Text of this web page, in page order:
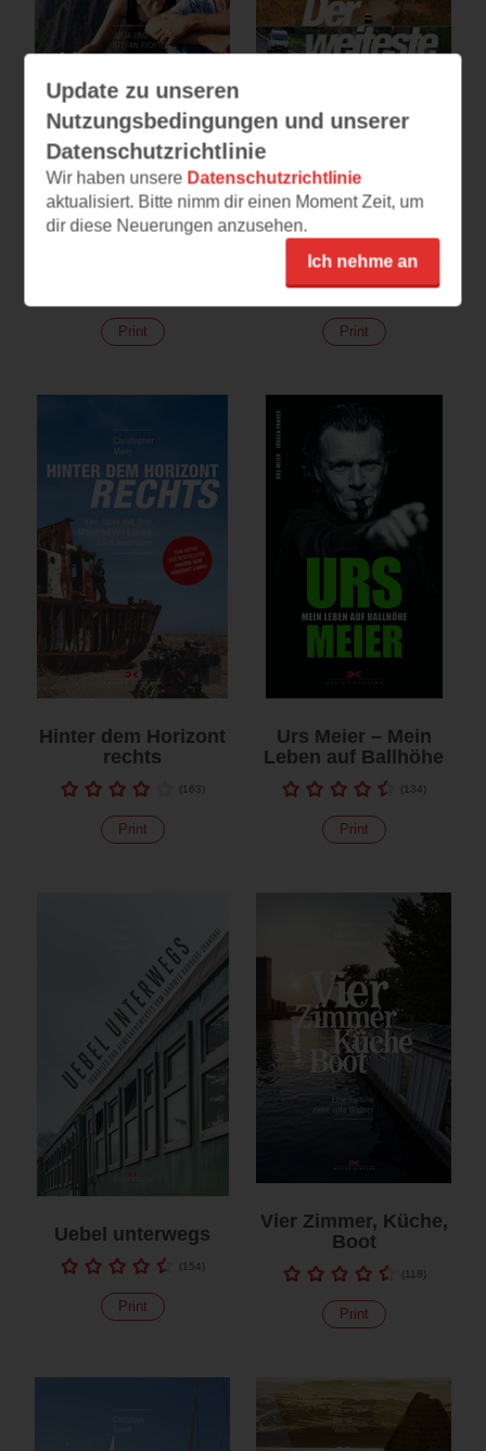
Print
Der weiteste Weg
(189)
Print
Hinter dem Horizont
rechts
(163)
Print
Urs Meier – Mein
Leben auf Ballhöhe
(134)
Print
Uebel unterwegs
(154)
Print
Vier Zimmer, Küche,
Boot
(118)
Print
Update zu unseren
Nutzungsbedingungen und unserer
Datenschutzrichtlinie
Wir haben unsere Datenschutzrichtlinie
aktualisiert. Bitte nimm dir einen Moment Zeit, um
dir diese Neuerungen anzusehen.
Ich nehme an